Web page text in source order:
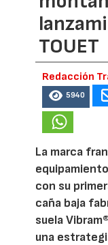
TOUET
Redacción
5940
La marca
con su
caña baja
suela
una